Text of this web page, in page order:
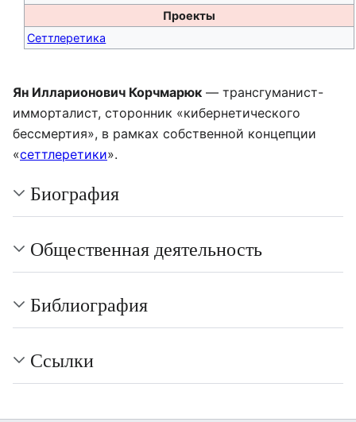
Проекты
Сеттлеретика
Ян Илларионович Корчмарюк — трансгуманист-
имморталист, сторонник «кибернетического
бессмертия», в рамках собственной концепции
«сеттлеретики».
Биография
Общественная деятельность
Библиография
Ссылки